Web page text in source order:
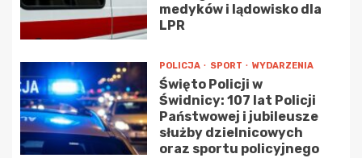
medyków i lądowisko dla
LPR
POLICJA SPORT WYDARZENIA
Święto Policji w
Świdnicy: 107 lat Policji
Państwowej i jubileusze
służby dzielnicowych
oraz sportu policyjnego